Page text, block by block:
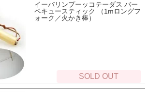
イーバリンプーッコテーダス バー
ベキュースティック （1mロングフ
ォーク／火かき棒）
SOLD OUT